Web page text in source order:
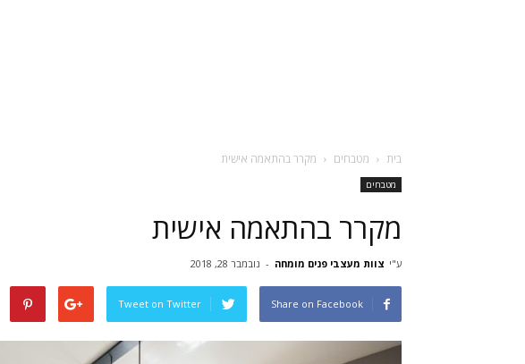
בית מטבחים מקרר בהתאמה אישית
מטבחים
מקרר בהתאמה אישית
ע"י צוות מעצבי פנים מומחה - נובמבר 28, 2018
Share on Facebook
Tweet on Twitter